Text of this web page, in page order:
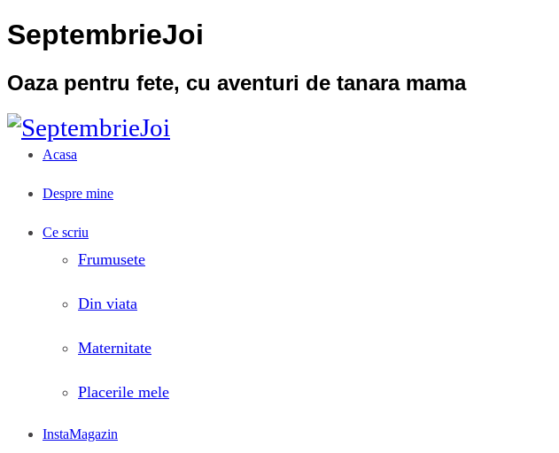
SeptembrieJoi
Oaza pentru fete, cu aventuri de tanara mama
Acasa
Despre mine
Ce scriu
Frumusete
Din viata
Maternitate
Placerile mele
InstaMagazin